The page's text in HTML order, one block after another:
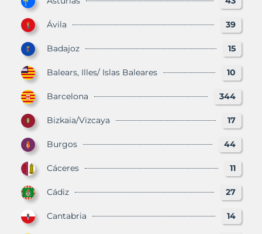
Ávila 39
Badajoz 15
Balears, Illes/ Islas Baleares 10
Barcelona 344
Bizkaia/Vizcaya 17
Burgos 44
Cáceres 11
Cádiz 27
Cantabria 14